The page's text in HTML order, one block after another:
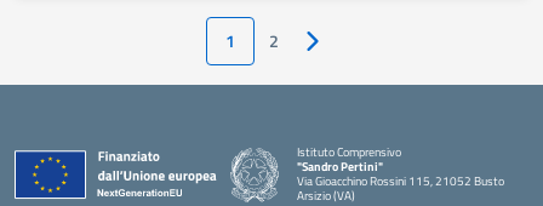
1 2 Pagina successiva
Istituto Comprensivo
"Sandro Pertini"
Via Gioacchino Rossini 115, 21052 Busto
Arsizio (VA)